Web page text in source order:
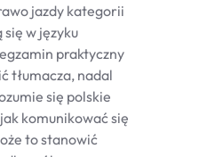
jazdy kategorii
się w języku
praktyczny
tłumacza, nadal
się polskie
komunikować się
to stanowić